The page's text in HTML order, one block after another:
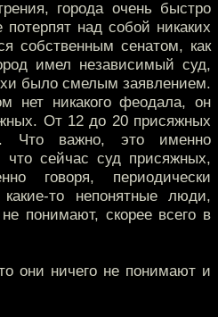
города очень быстро
над собой никаких
собственным сенатом, как
имел независимый суд,
было смелым заявлением.
нет никакого феодала, он
От 12 до 20 присяжных
Что важно, это именно
сейчас суд присяжных,
говоря, периодически
то непонятные люди,
понимают, скорее всего в
они ничего не понимают и